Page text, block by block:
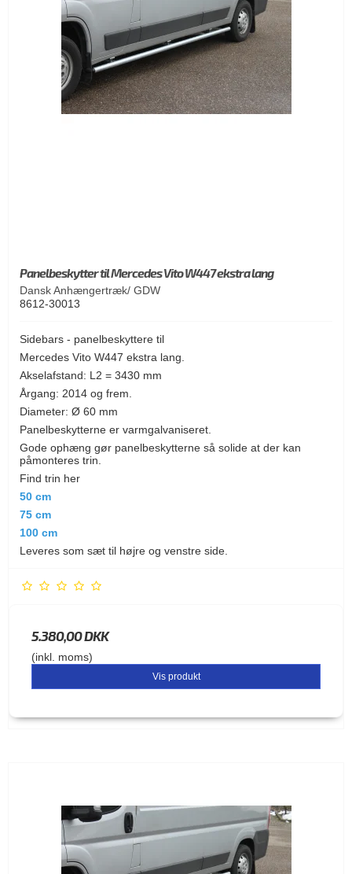
Panelbeskytter til Mercedes Vito W447 ekstra lang
Dansk Anhængertræk/ GDW
8612-30013
Sidebars - panelbeskyttere til
Mercedes Vito W447 ekstra lang.
Akselafstand: L2 = 3430 mm
Årgang: 2014 og frem.
Diameter: Ø 60 mm
Panelbeskytterne er varmgalvaniseret.
Gode ophæng gør panelbeskytterne så solide at der kan
påmonteres trin.
Find trin her
50 cm
75 cm
100 cm
Leveres som sæt til højre og venstre side.
5.380,00 DKK
(inkl. moms)
Vis produkt